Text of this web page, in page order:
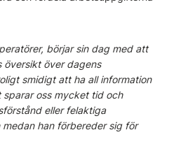
börjar sin dag med att
översikt över dagens
smidigt att ha all information
sparar oss mycket tid och
eller felaktiga
han förbereder sig för